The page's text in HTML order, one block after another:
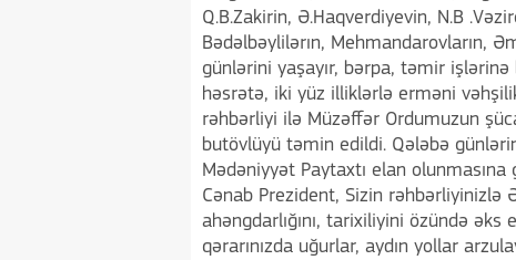
Q.B.Zakirin, Ə.Haqverdiyevin, N.B
Bədəlbəylilərın, Mehmandarovların,
günlərini yaşayır, bərpa, təmir
həsrətə, iki yüz illiklərlə erməni
rəhbərliyi ilə Müzəffər Ordumuzun
butövlüyü təmin edildi. Qələbə
Mədəniyyət Paytaxtı elan olunmasına
Cənab Prezident, Sizin rəhbərliyinizlə
ahəngdarlığını, tarixiliyini özündə
qərarınızda uğurlar, aydın yollar